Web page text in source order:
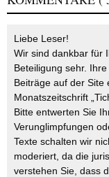
Liebe Leser!
Wir sind dankbar für
Beteiligung sehr.
Beiträge auf der Site
Monatszeitschrift
Bitte entwerten Sie
Verunglimpfungen
Texte schalten wir
moderiert, da die
verstehen Sie, dass